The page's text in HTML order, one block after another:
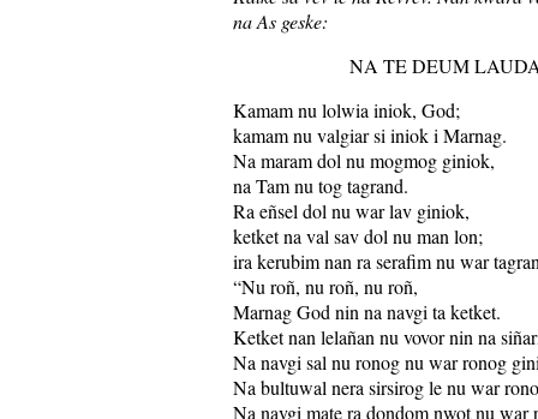
na As geske:
NA TE DEUM
Kamam nu lolwia iniok, God;
kamam nu valgiar si iniok i Marnag.
Na maram dol nu mogmog giniok,
na Tam nu tog tagrand.
Ra eñsel dol nu war lav giniok,
ketket na val sav dol nu man lon;
ira kerubim nan ra serafim nu war
“Nu roñ, nu roñ, nu roñ,
Marnag God nin na navgi ta ketket.
Ketket nan lelañan nu vovor nin na
Na navgi sal nu ronog nu war ronog
Na bultuwal nera sirsirog le nu war
Na navgi mate ra dondom nwot nu war